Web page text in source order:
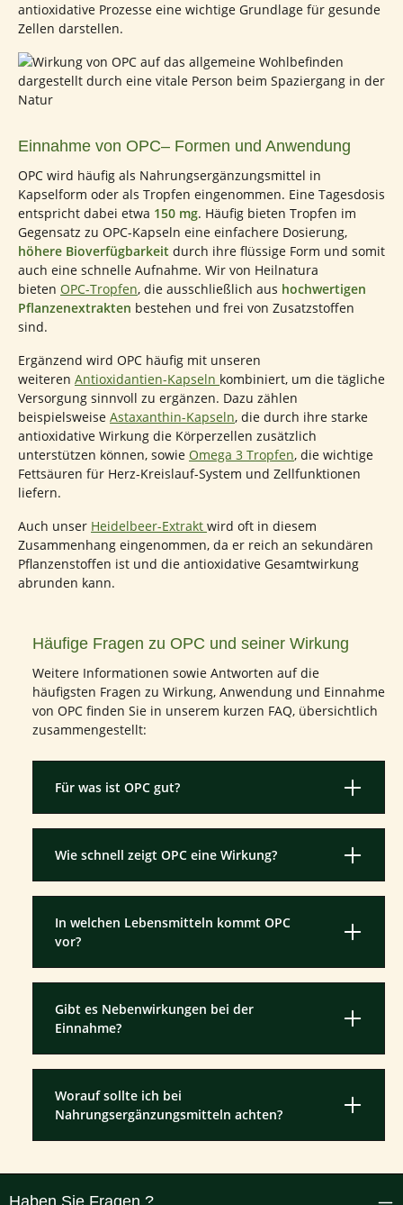
antioxidative Prozesse eine wichtige Grundlage für gesunde
Zellen darstellen.
Einnahme von OPC– Formen und Anwendung
OPC wird häufig als Nahrungsergänzungsmittel in
Kapselform oder als Tropfen eingenommen. Eine Tagesdosis
entspricht dabei etwa 150 mg. Häufig bieten Tropfen im
Gegensatz zu OPC-Kapseln eine einfachere Dosierung,
höhere Bioverfügbarkeit durch ihre flüssige Form und somit
auch eine schnelle Aufnahme. Wir von Heilnatura
bieten OPC-Tropfen, die ausschließlich aus hochwertigen
Pflanzenextrakten bestehen und frei von Zusatzstoffen
sind.
Ergänzend wird OPC häufig mit unseren
weiteren Antioxidantien-Kapseln kombiniert, um die tägliche
Versorgung sinnvoll zu ergänzen. Dazu zählen
beispielsweise Astaxanthin-Kapseln, die durch ihre starke
antioxidative Wirkung die Körperzellen zusätzlich
unterstützen können, sowie Omega 3 Tropfen, die wichtige
Fettsäuren für Herz-Kreislauf-System und Zellfunktionen
liefern.
Auch unser Heidelbeer-Extrakt wird oft in diesem
Zusammenhang eingenommen, da er reich an sekundären
Pflanzenstoffen ist und die antioxidative Gesamtwirkung
abrunden kann.
Häufige Fragen zu OPC und seiner Wirkung
Weitere Informationen sowie Antworten auf die
häufigsten Fragen zu Wirkung, Anwendung und Einnahme
von OPC finden Sie in unserem kurzen FAQ, übersichtlich
zusammengestellt:
Für was ist OPC gut?
Wie schnell zeigt OPC eine Wirkung?
In welchen Lebensmitteln kommt OPC
vor?
Gibt es Nebenwirkungen bei der
Einnahme?
Worauf sollte ich bei
Nahrungsergänzungsmitteln achten?
Haben Sie Fragen ?